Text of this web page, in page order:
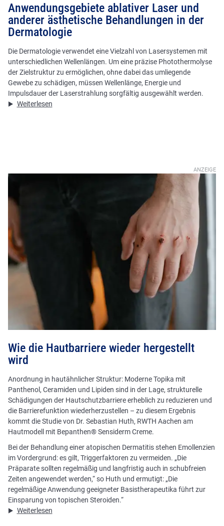
Anwendungsgebiete ablativer Laser und
anderer ästhetische Behandlungen in der
Dermatologie
Die Dermatologie verwendet eine Vielzahl von Lasersystemen mit
unterschiedlichen Wellenlängen. Um eine präzise Photothermolyse
der Zielstruktur zu ermöglichen, ohne dabei das umliegende
Gewebe zu schädigen, müssen Wellenlänge, Energie und
Impulsdauer der Laserstrahlung sorgfältig ausgewählt werden.
Weiterlesen
Wie die Hautbarriere wieder hergestellt
wird
Anordnung in hautähnlicher Struktur: Moderne Topika mit
Panthenol, Ceramiden und Lipiden sind in der Lage, strukturelle
Schädigungen der Hautschutzbarriere erheblich zu reduzieren und
die Barrierefunktion wiederherzustellen – zu diesem Ergebnis
kommt die Studie von Dr. Sebastian Huth, RWTH Aachen am
Hautmodell mit Bepanthen® Sensiderm Creme.
Bei der Behandlung einer atopischen Dermatitis stehen Emollenzien
im Vordergrund: es gilt, Triggerfaktoren zu vermeiden. „Die
Präparate sollten regelmäßig und langfristig auch in schubfreien
Zeiten angewendet werden,“ so Huth und ermutigt: „Die
regelmäßige Anwendung geeigneter Basistherapeutika führt zur
Einsparung von topischen Steroiden.“
Weiterlesen